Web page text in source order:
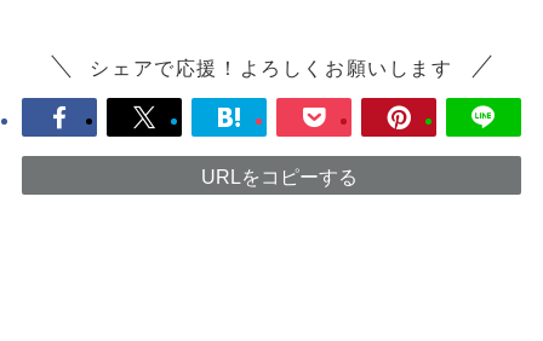
シェアで応援！よろしくお願いします
URLをコピーする